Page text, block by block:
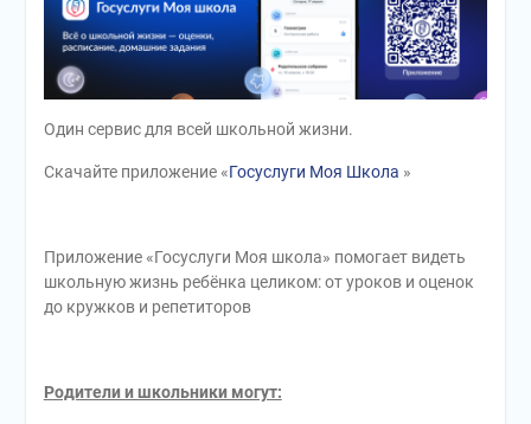
Один сервис для всей школьной жизни.
Скачайте приложение «Госуслуги Моя Школа »
Приложение «Госуслуги Моя школа» помогает видеть
школьную жизнь ребёнка целиком: от уроков и оценок
до кружков и репетиторов
Родители и школьники могут: